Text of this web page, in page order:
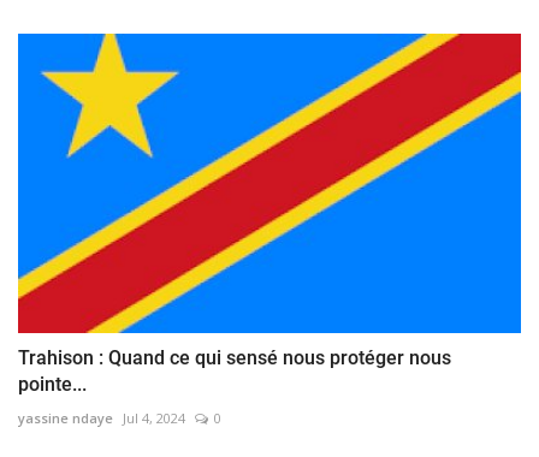
Trahison : Quand ce qui sensé nous protéger nous
pointe...
yassine ndaye Jul 4, 2024 0